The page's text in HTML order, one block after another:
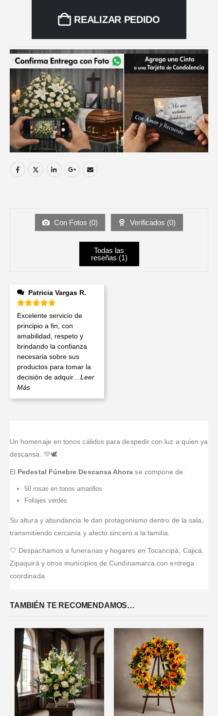
REALIZAR PEDIDO
Con Fotos (0) Verificados (0)
Todas las
reseñas (1)
Patricia Vargas R.
Valorado en 5de 5
Excelente servicio de
principio a fin, con
amabilidad, respeto y
brindando la confianza
necesaria sobre sus
productos para tomar la
decisión de adquir
...Leer
Más
Un homenaje en tonos cálidos para despedir con luz a quien ya
descansa. 💛🕊️
El Pedestal Fúnebre Descansa Ahora se compone de:
50 rosas en tonos amarillos
Follajes verdes
Su altura y abundancia le dan protagonismo dentro de la sala,
transmitiendo cercanía y afecto sincero a la familia.
🤍 Despachamos a funerarias y hogares en Tocancipá, Cajicá,
Zipaquirá y otros municipios de Cundinamarca con entrega
coordinada.
TAMBIÉN TE RECOMENDAMOS…